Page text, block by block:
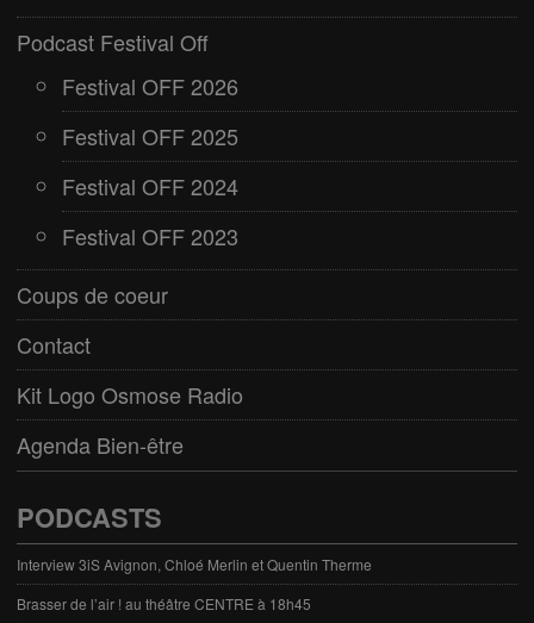
Podcast Festival Off
Festival OFF 2026
Festival OFF 2025
Festival OFF 2024
Festival OFF 2023
Coups de coeur
Contact
Kit Logo Osmose Radio
Agenda Bien-être
PODCASTS
Interview 3iS Avignon, Chloé Merlin et Quentin Therme
Brasser de l’air ! au théâtre CENTRE à 18h45